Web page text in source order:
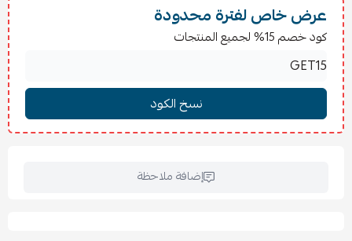
عرض خاص لفترة محدودة
كود خصم 15% لجميع المنتجات
إضافة ملاحظة